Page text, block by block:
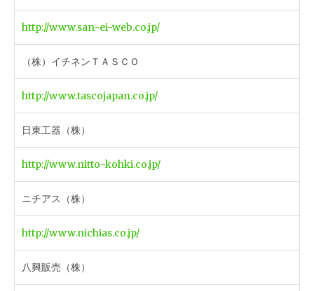
http://www.san-ei-web.co.jp/
（株）イチネンＴＡＳＣＯ
http://www.tascojapan.co.jp/
日東工器（株）
http://www.nitto-kohki.co.jp/
ニチアス（株）
http://www.nichias.co.jp/
八興販売（株）